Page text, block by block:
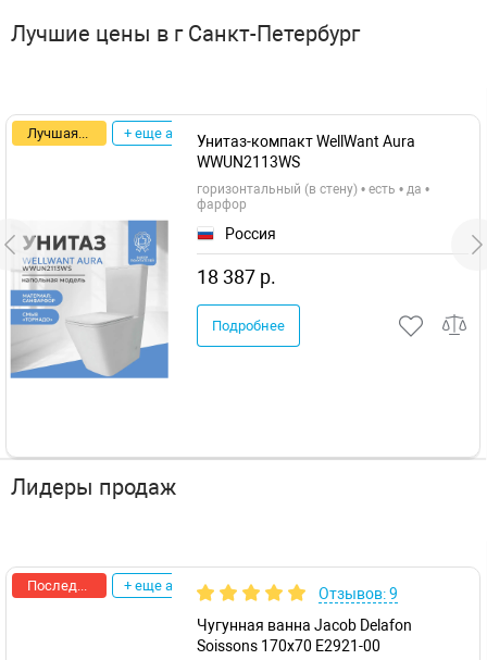
Лучшие цены в г Санкт-Петербург
Лучшая цена + еще акцииУнитаз-компакт WellWant Aura
WWUN2113WS
горизонтальный (в стену) • есть • да •
фарфор
Россия
18 387 р.
Подробнее
Лидеры продаж
Последняя цена+ еще акции
Отзывов: 9
Чугунная ванна Jacob Delafon
Soissons 170x70 E2921-00